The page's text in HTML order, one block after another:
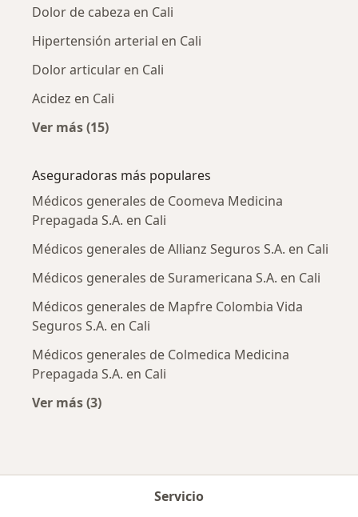
Dolor de cabeza en Cali
Hipertensión arterial en Cali
Dolor articular en Cali
Acidez en Cali
Ver más (15)
Aseguradoras más populares
Médicos generales de Coomeva Medicina
Prepagada S.A. en Cali
Médicos generales de Allianz Seguros S.A. en Cali
Médicos generales de Suramericana S.A. en Cali
Médicos generales de Mapfre Colombia Vida
Seguros S.A. en Cali
Médicos generales de Colmedica Medicina
Prepagada S.A. en Cali
Ver más (3)
Servicio